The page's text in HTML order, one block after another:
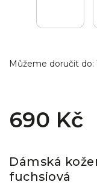
Můžeme doručit do:
690 Kč
Dámská
fuchsiová